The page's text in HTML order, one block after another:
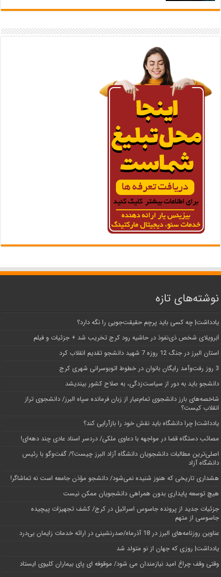
نوشته‌های تازه
یادداشت| ‌چه کسی باید پرچم حقیقت‌جویی را نگه دارد؟
اَبَر‌ویلای شخص ذی‌نفوذ در حاشیه‌ رود کرج تخریب شد + جزئیات و فیلم
استان البرز در جنگ 12 روزه 7 شهید دانشجو تقدیم انقلاب کرد
3 روز رفت‌وآمد رایگان بانوان در خطوط اتوبوسرانی شهری کرج
دانشجو باید به دور از سیاست‌زدگی، به صلاح کشور بیندیشد
شاخصه‌های بارز دانشجوی تمام‌عیار از زبان فرمانده سپاه البرز/ دانشجوی تراز
انقلاب کیست؟
یادداشت| چرا دانشگاه باید نقش خود را بازآرایی کند؟
مصائب دستگاه قضا در مواجهه با دعاوی ملکی/ دردسر اسناد عادی چند‌ دهه‌ای!
اصلی‌ترین مطالبات دانشجویان دانشگاه آزاد البرز چیست؟/ گفت‌وگو با رئیس
دانشگاه آز‌اد
هشداری تاریخی که هنوز شنیده نمی‌شود/ دانشجو مؤذن جامعه است نه تماشاگر!
هیچ توسعه پایداری بدون همراهی دانشجویان ممکن نیست
جزئیات جدید از پرونده جاسوس اسرائیل در کرج/‌ کشف تجهیزات پیچیده
جاسوسی از متهم
عناوین روزنامه‌های البرز در ‌18 آذرماه/صدرنشینی در ارائه خدمات زایمان بی‌درد
یادداشت| روزی که جهان از نو متولد شد
وقتی وقف چراغ امید نیازمندان می شود/ موقوفه ای پای بیماران کلیوی ایستاد